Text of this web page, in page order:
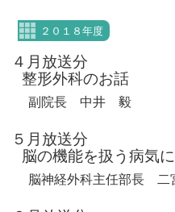
２０１８年度
４月放送分
整形外科のお話
副院長 中井 毅
５月放送分
脳の機能を扱う病気
脳神経外科主任部長